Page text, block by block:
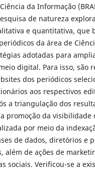
da Informação
de natureza
e quantitativa, que
da área de
adotadas para
digital. Para isso, são
dos periódicos
aos respectivos
a triangulação dos
promoção da visibilidade
por meio da
de dados, diretórios e
além de ações de
sociais. Verificou-se a